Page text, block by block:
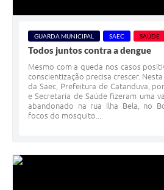
GUARDA MUNICIPAL SAEC SAÚDE
Todos juntos contra a dengue
Mesmo com a queda nos casos
conscientização precisa crescer.
da Saec, Prefeitura de Catanduva,
e Secretaria de Saúde fizeram uma
abandonado na rua Ilha Bela, no
focos do mosquito...